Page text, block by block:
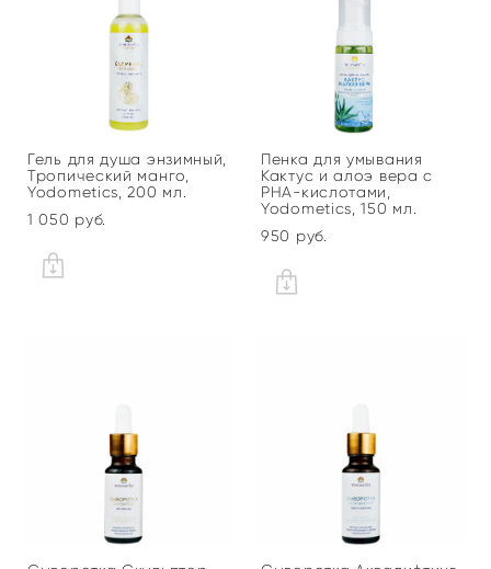
Гель для душа энзимный,
Тропический манго,
Yodometics, 200 мл.
1 050 pуб.
Пенка для умывания
Кактус и алоэ вера с
PHA-кислотами,
Yodometics, 150 мл.
950 pуб.